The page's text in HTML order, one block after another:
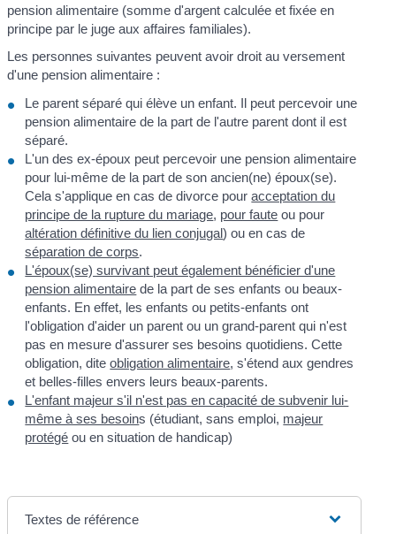
pension alimentaire (somme d'argent calculée et fixée en
principe par le juge aux affaires familiales).
Les personnes suivantes peuvent avoir droit au versement
d'une pension alimentaire :
Le parent séparé qui élève un enfant. Il peut percevoir une
pension alimentaire de la part de l'autre parent dont il est
séparé.
L'un des ex-époux peut percevoir une pension alimentaire
pour lui-même de la part de son ancien(ne) époux(se).
Cela s'applique en cas de divorce pouracceptation du
principe de la rupture du mariage, pour faute ou pour
altération définitive du lien conjugal) ou en cas de
séparation de corps.
L'époux(se) survivant peut également bénéficier d'une
pension alimentaire de la part de ses enfants ou beaux-
enfants. En effet, les enfants ou petits-enfants ont
l'obligation d'aider un parent ou un grand-parent qui n'est
pas en mesure d'assurer ses besoins quotidiens. Cette
obligation, diteobligation alimentaire, s'étend aux gendres
et belles-filles envers leurs beaux-parents.
L'enfant majeur s'il n'est pas en capacité de subvenir lui-
même à ses besoins (étudiant, sans emploi, majeur
protégé ou en situation de handicap)
Textes de référence